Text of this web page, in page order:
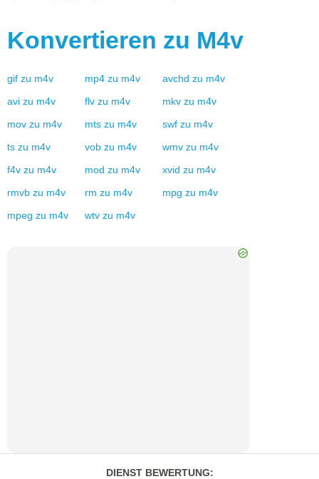
Konvertieren zu M4v
gif zu m4v mp4 zu m4v avchd zu m4v
avi zu m4v flv zu m4v mkv zu m4v
mov zu m4v mts zu m4v swf zu m4v
ts zu m4v vob zu m4v wmv zu m4v
f4v zu m4v mod zu m4v xvid zu m4v
rmvb zu m4v rm zu m4v mpg zu m4v
mpeg zu m4v wtv zu m4v
DIENST BEWERTUNG: